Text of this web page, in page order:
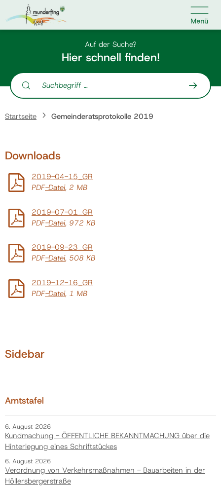
Kontakt 
Suche nach:
Home
Ihr Anliegen
Veranstaltungen
Jobs
Politik
Gemeinde
Auf der Suche?
Hier schnell finden!
Suche nach:
Startseite Gemeinderatsprotokolle 2019
Downloads
2019-04-15_GR
PDF-Datei, 2 MB
2019-07-01_GR
PDF-Datei, 972 KB
2019-09-23_GR
PDF-Datei, 508 KB
2019-12-16_GR
PDF-Datei, 1 MB
Sidebar
Amtstafel
6. August 2026
Kundmachung - ÖFFENTLICHE BEKANNTMACHUNG über die
Hinterlegung eines Schriftstückes
6. August 2026
Verordnung von Verkehrsmaßnahmen - Bauarbeiten in der
Höllersbergerstraße